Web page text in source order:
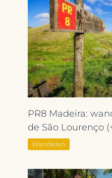
PR8 Madeira:
de São Lourenço
Wandelen